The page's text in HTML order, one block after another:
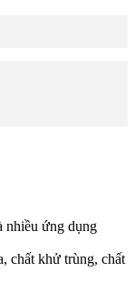
nhiều ứng dụng
chất khử trùng, chất